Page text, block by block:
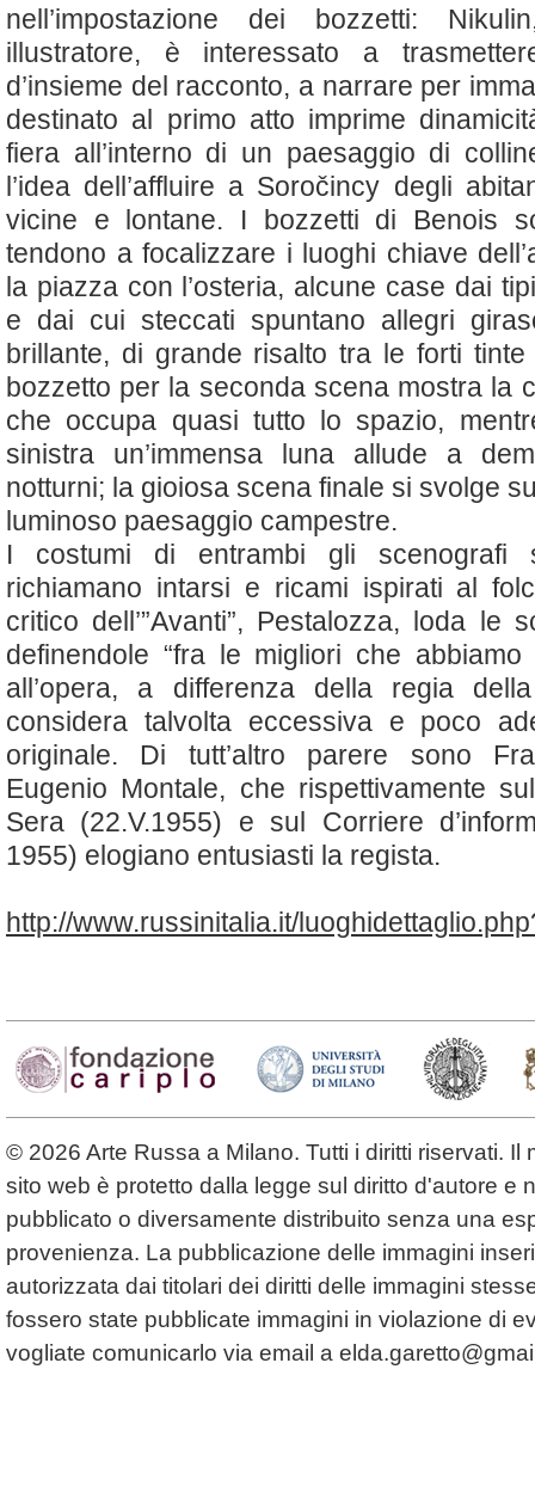
nell’impostazione dei bozzetti:
illustratore, è interessato a
d’insieme del racconto, a narrare per
destinato al primo atto imprime
fiera all’interno di un paesaggio di
l’idea dell’affluire a Soročincy degli
vicine e lontane. I bozzetti di Benois
tendono a focalizzare i luoghi chiave
la piazza con l’osteria, alcune case dai
e dai cui steccati spuntano allegri
brillante, di grande risalto tra le forti
bozzetto per la seconda scena mostra la
che occupa quasi tutto lo spazio,
sinistra un’immensa luna allude a
notturni; la gioiosa scena finale si svolge
luminoso paesaggio campestre.
I costumi di entrambi gli scenografi
richiamano intarsi e ricami ispirati al
critico dell’”Avanti”, Pestalozza, loda le
definendole “fra le migliori che abbiamo
all’opera, a differenza della regia
considera talvolta eccessiva e poco
originale. Di tutt’altro parere sono
Eugenio Montale, che rispettivamente
Sera (22.V.1955) e sul Corriere
1955) elogiano entusiasti la regista.
http://www.russinitalia.it/
© 2026 Arte Russa a Milano. Tutti i diritti riservati. Il
sito web è protetto dalla legge sul diritto d'autore e
pubblicato o diversamente distribuito senza una
provenienza. La pubblicazione delle immagini
autorizzata dai titolari dei diritti delle immagini
fossero state pubblicate immagini in violazione di
vogliate comunicarlo via email a